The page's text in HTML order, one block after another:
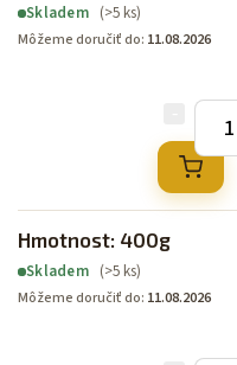
Skladem (>5 ks)
Môžeme doručiť do: 11.08.2026
Hmotnost: 400g
Skladem (>5 ks)
Môžeme doručiť do: 11.08.2026